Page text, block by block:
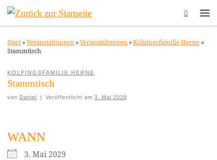
Zum Inhalt springen
Search
Start »Veranstaltungen »Veranstaltungen »Kolpingsfamilie Herne »
Stammtisch
KOLPINGSFAMILIE HERNE
Stammtisch
von Daniel Veröffentlicht am 3. Mai 2029
WANN
3. Mai 2029